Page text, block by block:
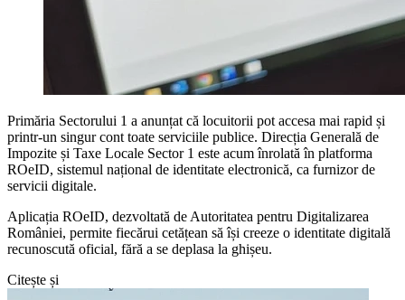
Primăria Sectorului 1 a anunțat că locuitorii pot accesa mai rapid și
printr-un singur cont toate serviciile publice. Direcția Generală de
Impozite și Taxe Locale Sector 1 este acum înrolată în platforma
ROeID, sistemul național de identitate electronică, ca furnizor de
servicii digitale.
Aplicația ROeID, dezvoltată de Autoritatea pentru Digitalizarea
României, permite fiecărui cetățean să își creeze o identitate digitală
recunoscută oficial, fără a se deplasa la ghișeu.
Citește și